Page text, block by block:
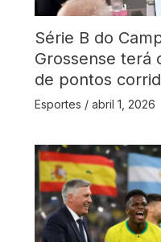
Série B do
Grossense terá
de pontos
Esportes / abril 1, 2026